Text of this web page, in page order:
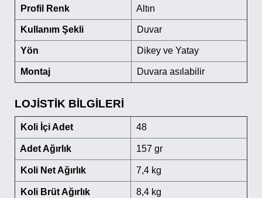
Profil Renk Altın
Kullanım Şekli Duvar
Yön Dikey ve Yatay
Montaj Duvara asılabilir
LOJİSTİK BİLGİLERİ
Koli İçi Adet 48
Adet Ağırlık 157 gr
Koli Net Ağırlık 7,4 kg
Koli Brüt Ağırlık 8,4 kg